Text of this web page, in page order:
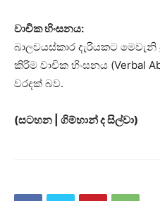
වාචික හිංසනය:
බාලවයස්කාර දැරියකට මෙවැනි
කිරීම වාචික හිංසනය (Verbal
වරදක් බව.
(සටහන | ගිම්හාන් ද සිල්වා)